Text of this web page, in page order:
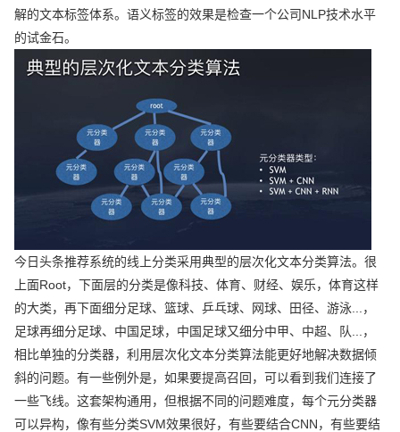
解的文本标签体系。语义标签的效果是检查一个公司NLP技术水平
的试金石。
今日头条推荐系统的线上分类采用典型的层次化文本分类算法。很
上面Root，下面层的分类是像科技、体育、财经、娱乐，体育这样
的大类，再下面细分足球、篮球、乒乓球、网球、田径、游泳...，
足球再细分足球、中国足球，中国足球又细分中甲、中超、队...，
相比单独的分类器，利用层次化文本分类算法能更好地解决数据倾
斜的问题。有一些例外是，如果要提高召回，可以看到我们连接了
一些飞线。这套架构通用，但根据不同的问题难度，每个元分类器
可以异构，像有些分类SVM效果很好，有些要结合CNN，有些要结